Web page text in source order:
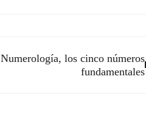
Numerología, los cinco números
fundamentales